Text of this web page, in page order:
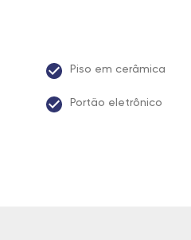
Piso em cerâmica
Portão eletrônico